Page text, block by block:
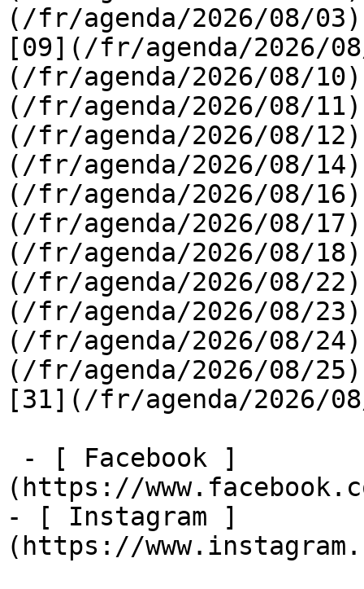
(/fr/agenda/2026/08/
[09](/fr/agenda/2026/
(/fr/agenda/2026/08/
(/fr/agenda/2026/08/
(/fr/agenda/2026/08/
(/fr/agenda/2026/08/
(/fr/agenda/2026/08/
(/fr/agenda/2026/08/
(/fr/agenda/2026/08/
(/fr/agenda/2026/08/
(/fr/agenda/2026/08/
(/fr/agenda/2026/08/
(/fr/agenda/2026/08/
[31](/fr/agenda/
(https://
- [ Instagram ]
(https://